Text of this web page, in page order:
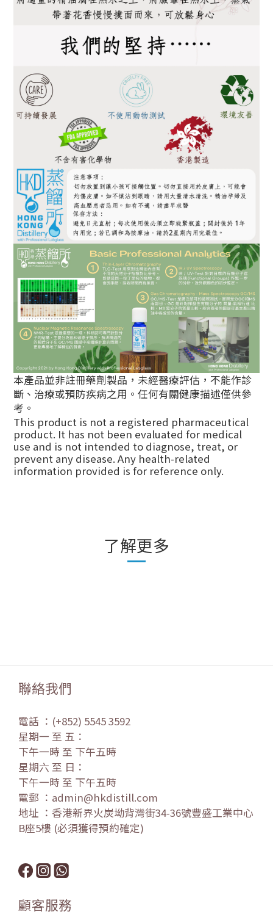
本產品並非註冊藥劑製品，未經醫療評估，不能作診
斷、治療或預防疾病之用。任何有關健康描述僅供參
考。
This product is not a registered pharmaceutical
product. It has not been evaluated for medical
use and is not intended to diagnose, treat, or
prevent any disease. Any health-related
information provided is for reference only.
了解更多
聯絡我們
電話 ：(+852) 5545 3592
星期一 至 五：
下午一時 至 下午五時
星期六 至 日：
下午一時 至 下午五時
電郵 ：admin@hkdistill.com
地址 ：香港新界火炭坳背灣街34-36號豐盛工業中心
B座5樓 (必須獲得預約確定)
顧客服務